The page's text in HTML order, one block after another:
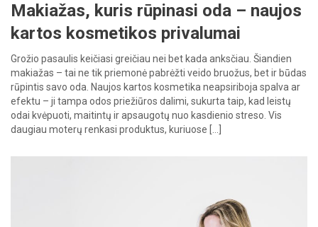
Makiažas, kuris rūpinasi oda – naujos
kartos kosmetikos privalumai
Grožio pasaulis keičiasi greičiau nei bet kada anksčiau. Šiandien
makiažas – tai ne tik priemonė pabrėžti veido bruožus, bet ir būdas
rūpintis savo oda. Naujos kartos kosmetika neapsiriboja spalva ar
efektu – ji tampa odos priežiūros dalimi, sukurta taip, kad leistų
odai kvėpuoti, maitintų ir apsaugotų nuo kasdienio streso. Vis
daugiau moterų renkasi produktus, kuriuose […]